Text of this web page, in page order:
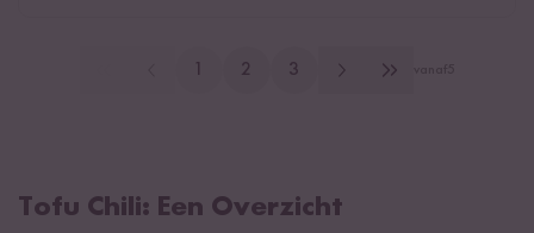
2 3
Tofu Chili: Een Overzicht